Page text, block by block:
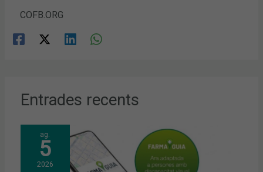
COFB.ORG
Entrades recents
ag.
5
2026